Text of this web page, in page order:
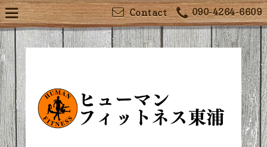
090-4264-6609
Contact